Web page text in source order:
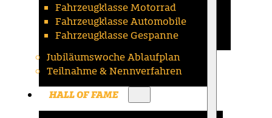
Fahrzeugklasse Motorrad
Fahrzeugklasse Automobile
Fahrzeugklasse Gespanne
Jubiläumswoche Ablaufplan
Teilnahme & Nennverfahren
HALL OF FAME